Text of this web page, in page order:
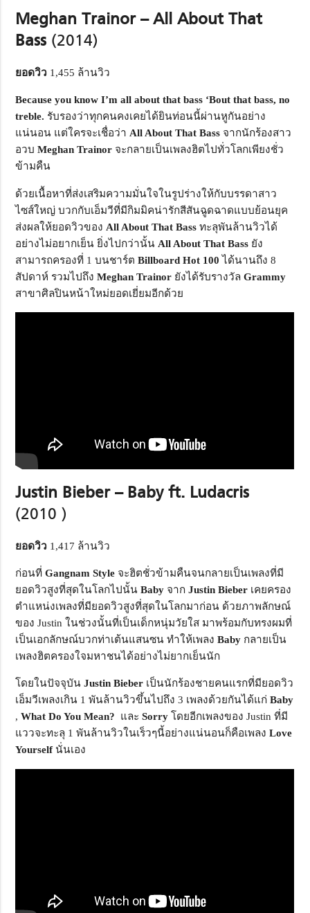
Meghan Trainor – All About That
Bass (2014)
ยอดวิว 1,455 ล้านวิว
Because you know I’m all about that bass ‘Bout that bass, no
treble. รับรองว่าทุกคนคงเคยได้ยินท่อนนี้ผ่านหูกันอย่าง
แน่นอน แต่ใครจะเชื่อว่า All About That Bass จากนักร้องสาว
อวบMeghan Trainor จะกลายเป็นเพลงฮิตไปทั่วโลกเพียงชั่ว
ข้ามคืน
ด้วยเนื้อหาที่ส่งเสริมความมั่นใจในรูปร่างให้กับบรรดาสาว
ไซส์ใหญ่ บวกกับเอ็มวีที่มีกิมมิคน่ารักสีสันฉูดฉาดแบบย้อนยุค
ส่งผลให้ยอดวิวของ All About That Bass ทะลุพันล้านวิวได้
อย่างไม่อยากเย็น ยิ่งไปกว่านั้น All About That Bass ยัง
สามารถครองที่ 1 บนชาร์ตBillboard Hot 100 ได้นานถึง 8
สัปดาห์ รวมไปถึงMeghan Trainor ยังได้รับรางวัลGrammy
สาขาศิลปินหน้าใหม่ยอดเยี่ยมอีกด้วย
Justin Bieber – Baby ft. Ludacris
(2010 )
ยอดวิว 1,417 ล้านวิว
ก่อนที่Gangnam Style จะฮิตชั่วข้ามคืนจนกลายเป็นเพลงที่มี
ยอดวิวสูงที่สุดในโลกไปนั้นBaby จากJustin Bieber เคยครอง
ตำแหน่งเพลงที่มียอดวิวสูงที่สุดในโลกมาก่อน ด้วยภาพลักษณ์
ของ Justin ในช่วงนั้นที่เป็นเด็กหนุ่มวัยใส มาพร้อมกับทรงผมที่
เป็นเอกลักษณ์บวกท่าเต้นแสนซน ทำให้เพลงBaby กลายเป็น
เพลงฮิตครองใจมหาชนได้อย่างไม่ยากเย็นนัก
โดยในปัจจุบันJustin Bieber เป็นนักร้องชายคนแรกที่มียอดวิว
เอ็มวีเพลงเกิน 1 พันล้านวิวขึ้นไปถึง 3 เพลงด้วยกันได้แก่Baby
, What Do You Mean? และSorry โดยอีกเพลงของ Justin ที่มี
แววจะทะลุ 1 พันล้านวิวในเร็วๆนี้อย่างแน่นอนก็คือเพลงLove
Yourselfนั่นเอง